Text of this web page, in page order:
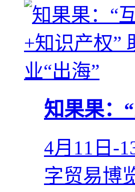
知果果：
4月11日-
字贸易博